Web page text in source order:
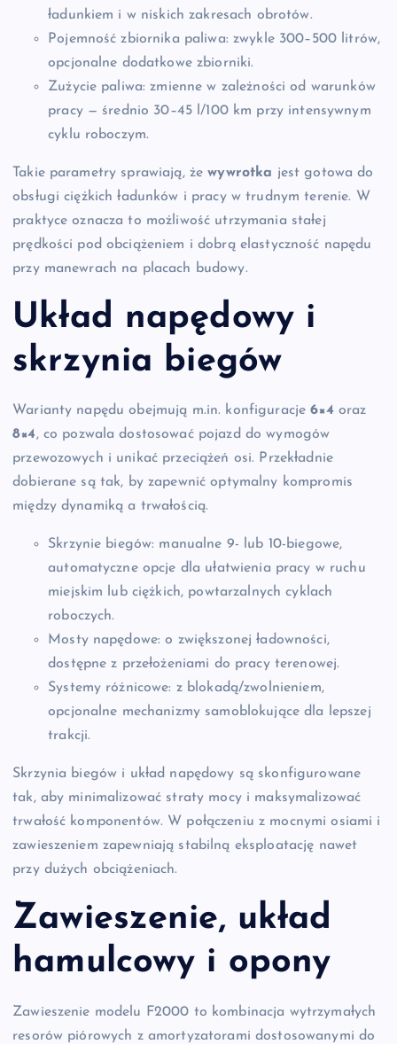
ładunkiem i w niskich zakresach obrotów.
Pojemność zbiornika paliwa: zwykle 300–500 litrów,
opcjonalne dodatkowe zbiorniki.
Zużycie paliwa: zmienne w zależności od warunków
pracy — średnio 30–45 l/100 km przy intensywnym
cyklu roboczym.
Takie parametry sprawiają, żewywrotka jest gotowa do
obsługi ciężkich ładunków i pracy w trudnym terenie. W
praktyce oznacza to możliwość utrzymania stałej
prędkości pod obciążeniem i dobrą elastyczność napędu
przy manewrach na placach budowy.
Układ napędowy i
skrzynia biegów
Warianty napędu obejmują m.in. konfiguracje6×4oraz
8×4, co pozwala dostosować pojazd do wymogów
przewozowych i unikać przeciążeń osi. Przekładnie
dobierane są tak, by zapewnić optymalny kompromis
między dynamiką a trwałością.
Skrzynie biegów: manualne 9- lub 10-biegowe,
automatyczne opcje dla ułatwienia pracy w ruchu
miejskim lub ciężkich, powtarzalnych cyklach
roboczych.
Mosty napędowe: o zwiększonej ładowności,
dostępne z przełożeniami do pracy terenowej.
Systemy różnicowe: z blokadą/zwolnieniem,
opcjonalne mechanizmy samoblokujące dla lepszej
trakcji.
Skrzynia biegów i układ napędowy są skonfigurowane
tak, aby minimalizować straty mocy i maksymalizować
trwałość komponentów. W połączeniu z mocnymi osiami i
zawieszeniem zapewniają stabilną eksploatację nawet
przy dużych obciążeniach.
Zawieszenie, układ
hamulcowy i opony
Zawieszenie modelu F2000 to kombinacja wytrzymałych
resorów piórowych z amortyzatorami dostosowanymi do